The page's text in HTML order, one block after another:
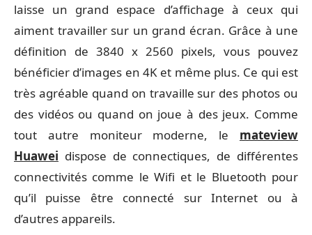
laisse un grand espace d’affichage à ceux qui
aiment travailler sur un grand écran. Grâce à une
définition de 3840 x 2560 pixels, vous pouvez
bénéficier d’images en 4K et même plus. Ce qui est
très agréable quand on travaille sur des photos ou
des vidéos ou quand on joue à des jeux. Comme
tout autre moniteur moderne, le mateview
Huawei dispose de connectiques, de différentes
connectivités comme le Wifi et le Bluetooth pour
qu’il puisse être connecté sur Internet ou à
d’autres appareils.